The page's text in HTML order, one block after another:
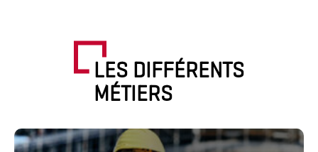
LES DIFFÉRENTS
MÉTIERS